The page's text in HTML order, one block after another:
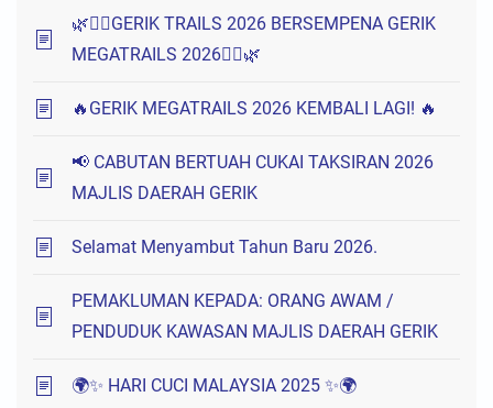
🌿🏃‍♂️GERIK TRAILS 2026 BERSEMPENA GERIK
MEGATRAILS 2026🏃‍♀️🌿
🔥GERIK MEGATRAILS 2026 KEMBALI LAGI! 🔥
📢 CABUTAN BERTUAH CUKAI TAKSIRAN 2026
MAJLIS DAERAH GERIK
Selamat Menyambut Tahun Baru 2026.
PEMAKLUMAN KEPADA: ORANG AWAM /
PENDUDUK KAWASAN MAJLIS DAERAH GERIK
🌍✨ HARI CUCI MALAYSIA 2025 ✨🌍